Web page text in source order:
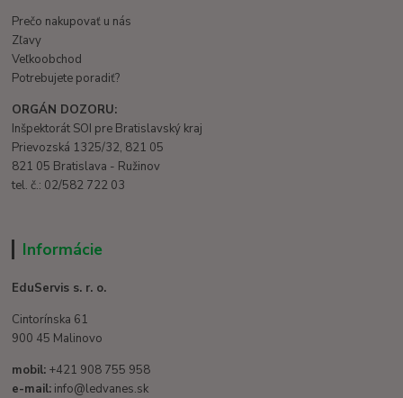
Prečo nakupovať u nás
Zľavy
Veľkoobchod
Potrebujete poradiť?
ORGÁN DOZORU:
Inšpektorát SOI pre Bratislavský kraj
Prievozská 1325/32, 821 05
821 05 Bratislava - Ružinov
tel. č.: 02/582 722 03
Informácie
EduServis s. r. o.
Cintorínska 61
900 45 Malinovo
mobil: +421 908 755 958
e-mail: info@ledvanes.sk